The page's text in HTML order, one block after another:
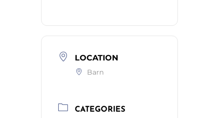
LOCATION
Barn
CATEGORIES